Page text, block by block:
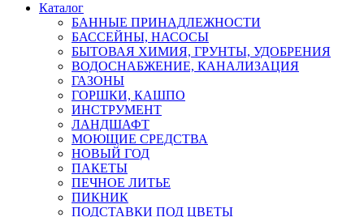
Каталог
БАННЫЕ ПРИНАДЛЕЖНОСТИ
БАССЕЙНЫ, НАСОСЫ
БЫТОВАЯ ХИМИЯ, ГРУНТЫ, УДОБРЕНИЯ
ВОДОСНАБЖЕНИЕ, КАНАЛИЗАЦИЯ
ГАЗОНЫ
ГОРШКИ, КАШПО
ИНСТРУМЕНТ
ЛАНДШАФТ
МОЮЩИЕ СРЕДСТВА
НОВЫЙ ГОД
ПАКЕТЫ
ПЕЧНОЕ ЛИТЬЕ
ПИКНИК
ПОДСТАВКИ ПОД ЦВЕТЫ